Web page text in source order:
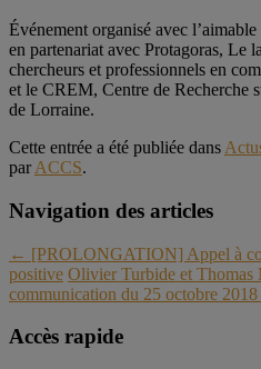
Événement organisé avec
en partenariat avec Protagoras, Le
chercheurs et professionnels en
et le CREM, Centre de Recherche
de Lorraine.
Cette entrée a été publiée dans
parACCS.
Navigation des articles
← [PROLONGATION] Appel à
positive Olivier Turbide et Thomas
communication du 25 octobre
Accès rapide